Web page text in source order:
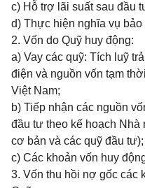
c) Hỗ trợ lãi suất sau đầu
d) Thực hiện nghĩa vụ bảo
2. Vốn do Quỹ huy động:
a) Vay các quỹ: Tích luỹ
điện và nguồn vốn tạm
Việt Nam;
b) Tiếp nhận các nguồn
đầu tư theo kế hoạch
cơ bản và các quỹ đầu tư);
c) Các khoản vốn huy
3. Vốn thu hồi nợ gốc các